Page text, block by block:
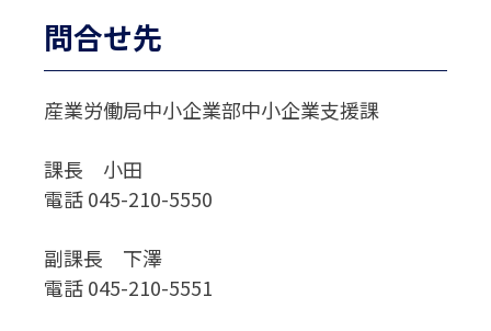
問合せ先
産業労働局中小企業部中小企業支援課
課長 小田
電話 045-210-5550
副課長 下澤
電話 045-210-5551